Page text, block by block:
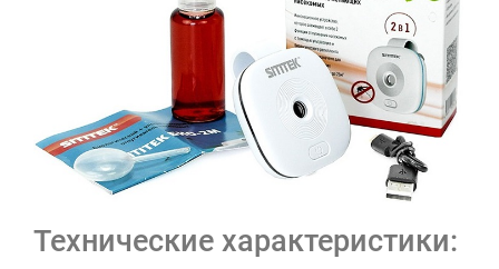
Технические характеристики: